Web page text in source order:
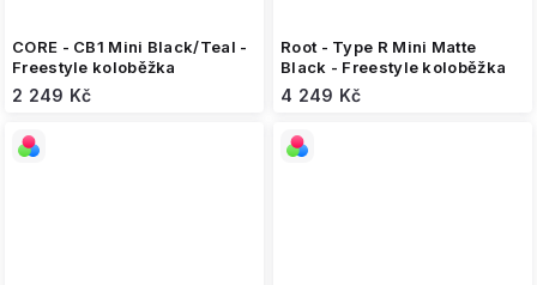
CORE - CB1 Mini Black/Teal -
Freestyle koloběžka
2 249 Kč
Root - Type R Mini Matte
Black - Freestyle koloběžka
4 249 Kč